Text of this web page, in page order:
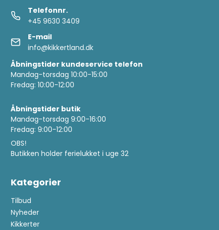
Telefonnr.
+45 9630 3409
E-mail
info@kikkertland.dk
Åbningstider kundeservice telefon
Mandag-torsdag 10:00-15:00
Fredag: 10:00-12:00
Åbningstider butik
Mandag-torsdag 9:00-16:00
Fredag: 9:00-12:00
OBS!
Butikken holder ferielukket i uge 32
Kategorier
Tilbud
Nyheder
Kikkerter